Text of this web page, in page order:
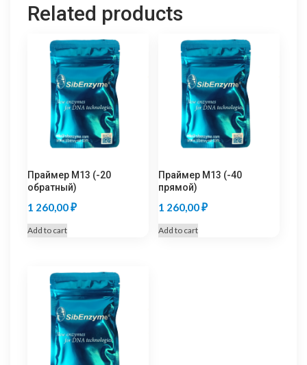
Related products
Праймер M13 (-20
обратный)
1 260,00₽
Add to cart
Праймер M13 (-40
прямой)
1 260,00₽
Add to cart